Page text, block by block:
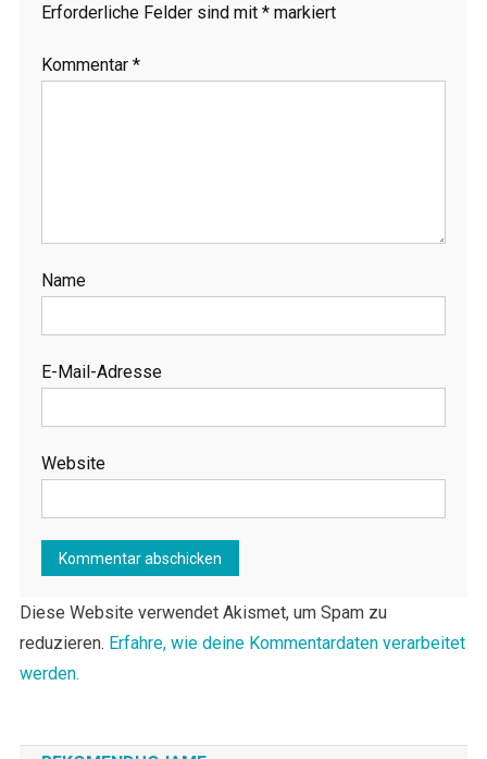
Erforderliche Felder sind mit *markiert
Kommentar *
Name
E-Mail-Adresse
Website
Diese Website verwendet Akismet, um Spam zu
reduzieren. Erfahre, wie deine Kommentardaten verarbeitet
werden.